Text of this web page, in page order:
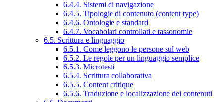
6.4.4. Sistemi di navigazione
6.4.5. Tipologie di contenuto (content type)
6.4.6. Ontologie e standard
6.4.7. Vocabolari controllati e tassonomie
6.5. Scrittura e linguaggio
6.5.1. Come leggono le persone sul web
6.5.2. Le regole per un linguaggio semplice
6.5.3. Microtesti
6.5.4. Scrittura collaborativa
6.5.5. Content critique
6.5.6. Traduzione e localizzazione dei contenuti